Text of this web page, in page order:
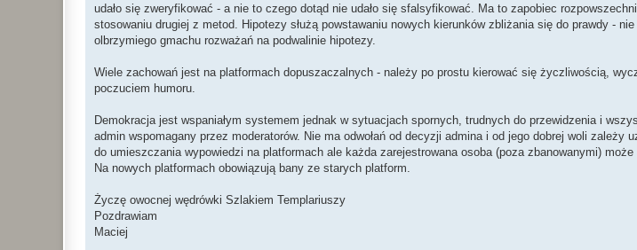
udało się zweryfikować - a nie to czego dotąd nie udało się sfalsyfikować. Ma to zapobiec
stosowaniu drugiej z metod. Hipotezy służą powstawaniu nowych kierunków zbliżania się do prawdy -
olbrzymiego gmachu rozważań na podwalinie hipotezy.
Wiele zachowań jest na platformach dopuszaczalnych - należy po prostu kierować się życzliwością,
poczuciem humoru.
Demokracja jest wspaniałym systemem jednak w sytuacjach spornych, trudnych do przewidzenia i
admin wspomagany przez moderatorów. Nie ma odwołań od decyzji admina i od jego dobrej woli
do umieszczania wypowiedzi na platformach ale każda zarejestrowana osoba (poza zbanowanymi)
Na nowych platformach obowiązują bany ze starych platform.
Życzę owocnej wędrówki Szlakiem Templariuszy
Pozdrawiam
Maciej